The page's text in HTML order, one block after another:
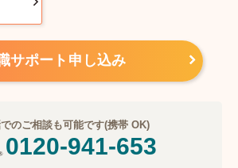
サポート申し込み
のご相談も可能です(携帯 OK)
0120-941-653